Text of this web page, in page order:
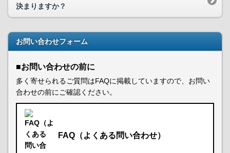
決まりますか？
お問い合わせフォーム
■お問い合わせの前に
多く寄せられるご質問はFAQに掲載していますので、お問い
合わせの前にご確認ください。
FAQ（よくある問い合わせ）